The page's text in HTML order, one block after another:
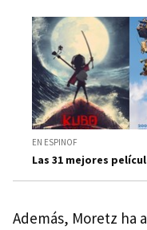
EN ESPINOF
Las 31 mejores
Además, Moretz ha